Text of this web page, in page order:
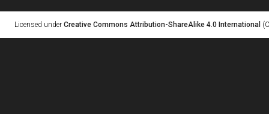
Licensed under Creative Commons Attribution-ShareAlike 4.0 International